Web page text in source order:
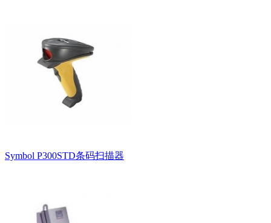
Symbol P300STD条码扫描器